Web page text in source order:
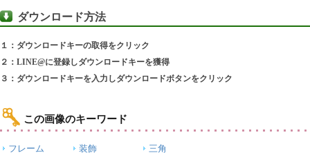
ダウンロード方法
１：ダウンロードキーの取得をクリック
２：LINE@に登録しダウンロードキーを獲得
３：ダウンロードキーを入力しダウンロードボタンをクリック
この画像のキーワード
フレーム 装飾 三角